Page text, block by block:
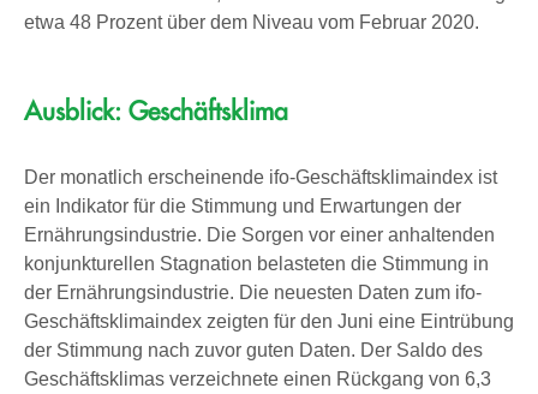
etwa 48 Prozent über dem Niveau vom Februar 2020.
Ausblick: Geschäftsklima
Der monatlich erscheinende ifo-Geschäftsklimaindex ist
ein Indikator für die Stimmung und Erwartungen der
Ernährungsindustrie. Die Sorgen vor einer anhaltenden
konjunkturellen Stagnation belasteten die Stimmung in
der Ernährungsindustrie. Die neuesten Daten zum ifo-
Geschäftsklimaindex zeigten für den Juni eine Eintrübung
der Stimmung nach zuvor guten Daten. Der Saldo des
Geschäftsklimas verzeichnete einen Rückgang von 6,3